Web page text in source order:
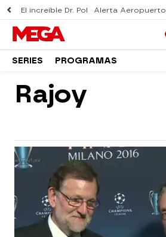
El increíble Dr. Pol Alerta Aeropuerto
SERIES PROGRAMAS
Rajoy